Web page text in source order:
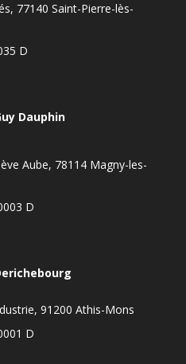
77140 Saint-Pierre-lès-
D
Dauphin
Aube, 78114 Magny-les-
D
91200 Athis-Mons
D